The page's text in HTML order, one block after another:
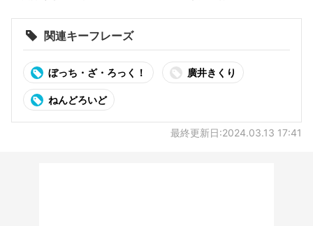
関連キーフレーズ
ぼっち・ざ・ろっく！ 廣井きくり
ねんどろいど
最終更新日:2024.03.13 17:41